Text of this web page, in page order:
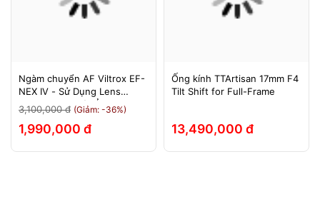
Ngàm chuyển AF Viltrox EF-
NEX IV - Sử Dụng Lens
Canon Trên Máy Ảnh Sony
E-Mount - Bảo Hành 12
Tháng.
3,100,000 đ (Giảm: -36%)
1,990,000 đ
Ống kính TTArtisan 17mm F4
Tilt Shift for Full-Frame
13,490,000 đ